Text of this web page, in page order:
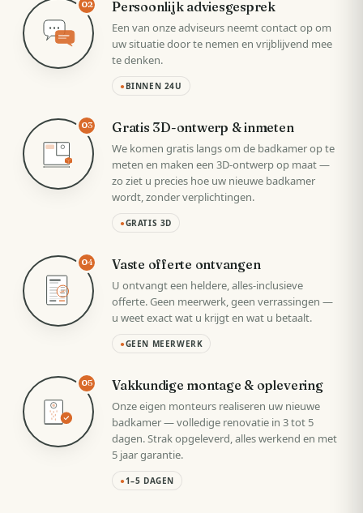
02 Persoonlijk adviesgesprek
Een van onze adviseurs neemt contact op om
uw situatie door te nemen en vrijblijvend mee
te denken.
● BINNEN 24U
03 Gratis 3D-ontwerp & inmeten
We komen gratis langs om de badkamer op te
meten en maken een 3D-ontwerp op maat —
zo ziet u precies hoe uw nieuwe badkamer
wordt, zonder verplichtingen.
●GRATIS 3D
VAST
04 Vaste offerte ontvangen
U ontvangt een heldere, alles-inclusieve
offerte. Geen meerwerk, geen verrassingen —
u weet exact wat u krijgt en wat u betaalt.
●GEEN MEERWERK
05 Vakkundige montage & oplevering
Onze eigen monteurs realiseren uw nieuwe
badkamer — volledige renovatie in 3 tot 5
dagen. Strak opgeleverd, alles werkend en met
5 jaar garantie.
●1–5 DAGEN